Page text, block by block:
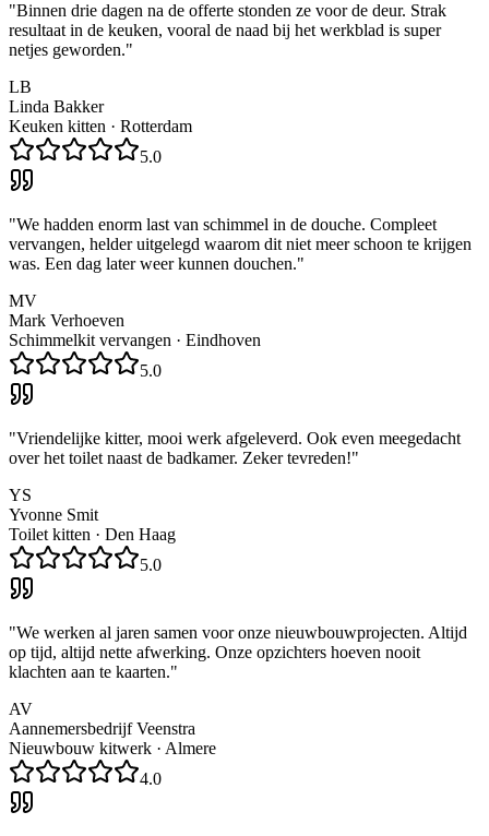
"Binnen drie dagen na de offerte stonden ze voor de deur. Strak
resultaat in de keuken, vooral de naad bij het werkblad is super
netjes geworden."
LB
Linda Bakker
Keuken kitten · Rotterdam
5.0
"We hadden enorm last van schimmel in de douche. Compleet
vervangen, helder uitgelegd waarom dit niet meer schoon te krijgen
was. Een dag later weer kunnen douchen."
MV
Mark Verhoeven
Schimmelkit vervangen · Eindhoven
5.0
"Vriendelijke kitter, mooi werk afgeleverd. Ook even meegedacht
over het toilet naast de badkamer. Zeker tevreden!"
YS
Yvonne Smit
Toilet kitten · Den Haag
5.0
"We werken al jaren samen voor onze nieuwbouwprojecten. Altijd
op tijd, altijd nette afwerking. Onze opzichters hoeven nooit
klachten aan te kaarten."
AV
Aannemersbedrijf Veenstra
Nieuwbouw kitwerk · Almere
4.0